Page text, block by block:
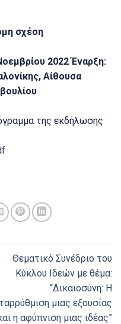
σχέση
2022 Έναρξη:
Αίθουσα
της εκδήλωσης
Θεματικό Συνέδριο του
Κύκλου Ιδεών με θέμα:
“Δικαιοσύνη: Η
μιας εξουσίας
η αφύπνιση μιας ιδέας”